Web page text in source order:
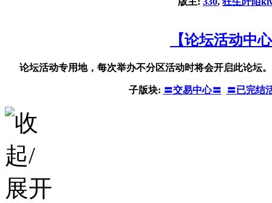
【论坛活动中
论坛活动专用地，每次举办不分区活动时将会开启此论坛
子版块: 〓交易中心〓 〓已完结